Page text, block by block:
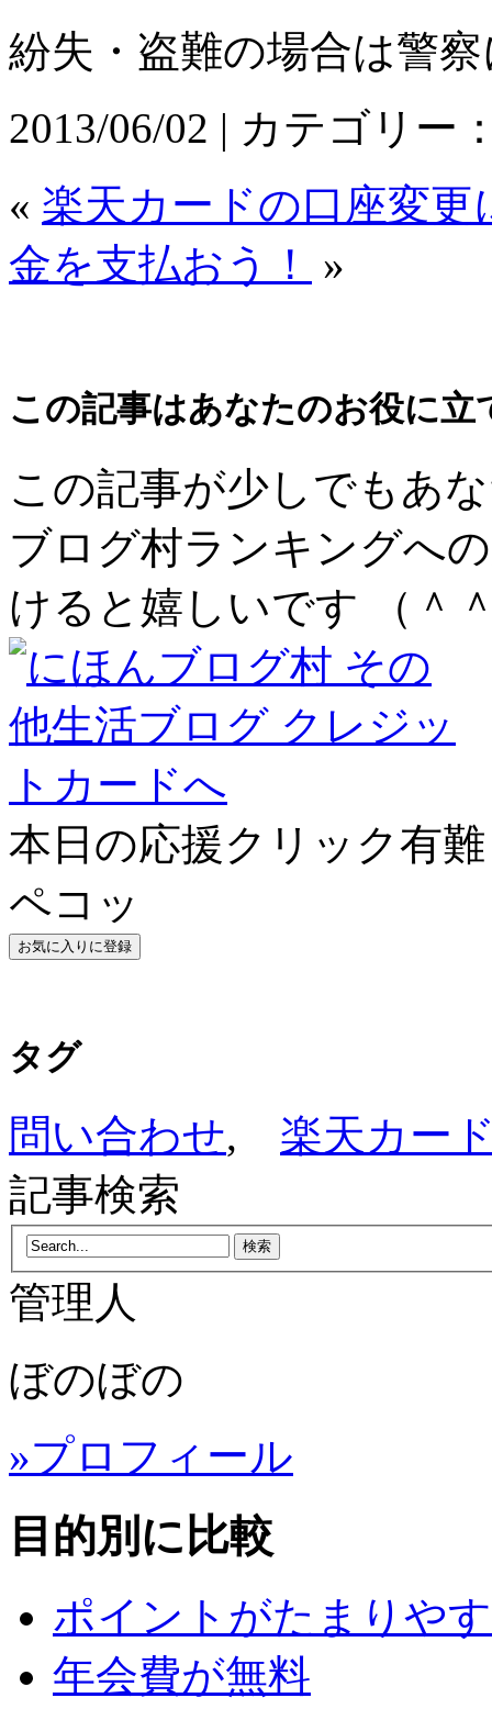
紛失・盗難の場合は警
2013/06/02 | カテゴリー
« 楽天カードの口座変更
金を支払おう！
»
この記事はあなたのお役に立
この記事が少しでもあ
ブログ村ランキングへ
けると嬉しいです （＾
本日の応援クリック有
ペコッ
タグ
問い合わせ, 楽天カー
記事検索
管理人
ぼのぼの
»プロフィール
目的別に比較
ポイントがたまりや
年会費が無料